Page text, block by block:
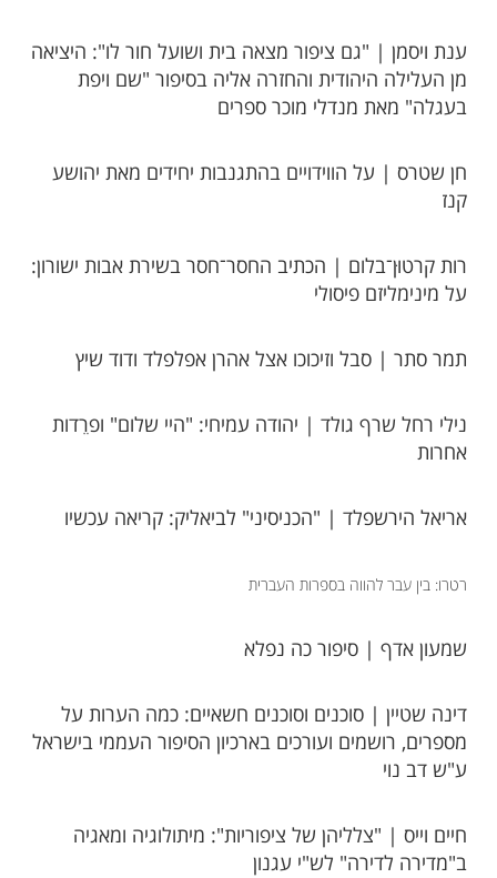
ענת ויסמן | "גם ציפור מצאה בית ושועל חור לו": היציאה
מן העלילה היהודית והחזרה אליה בסיפור "שם ויפת
בעגלה" מאת מנדלי מוכר ספרים
חן שטרס | על הווידויים בהתגנבות יחידים מאת יהושע
קנז ​
רות קרטוּן־בלום | הכתיב החסר־חסר בשירת אבות ישורון:
על מינימליזם פיסולי
תמר סתר | סבל וזיכוכו אצל אהרן אפלפלד ודוד שיץ
נילי רחל שרף גולד | יהודה עמיחי: "היי שלום" ופרֵדות
אחרות
אריאל הירשפלד | "הכניסיני" לביאליק: קריאה עכשיו
רטרו: בין עבר להווה בספרות העברית
שמעון אדף | סיפור כה נפלא
דינה שטיין | סוכנים וסוכנים חשאיים: כמה הערות על
מספרים, רושמים ועורכים בארכיון הסיפור העממי בישראל
ע"ש דב נוי
חיים וייס | "צלליהן של ציפוריות": מיתולוגיה ומאגיה
ב"מדירה לדירה" לש"י עגנון​